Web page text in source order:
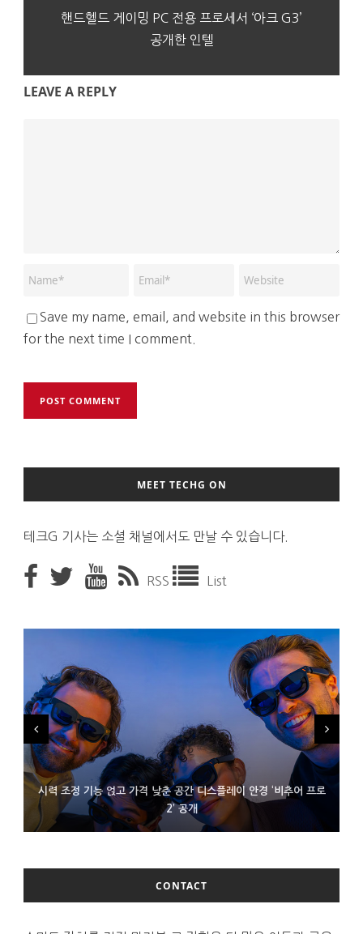
핸드헬드 게이밍 PC 전용 프로세서 ‘아크 G3’
공개한 인텔
LEAVE A REPLY
Save my name, email, and website in this browser
for the next time I comment.
MEET TECHG ON
테크G 기사는 소셜 채널에서도 만날 수 있습니다.
RSS List
시력 조정 기능 얹고 가격 낮춘 공간 디스플레이 안경 ‘비추어 프로
2’ 공개
D램 부족에 10억달러어치 아이폰18 프로세서 패키징 대기 중
300~400달러 반지형 스피커 준비하는 오픈AI
CONTACT